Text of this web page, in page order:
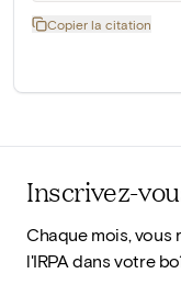
Copier la citation
Inscrivez-
Chaque mois, vous
l'IRPA dans votre